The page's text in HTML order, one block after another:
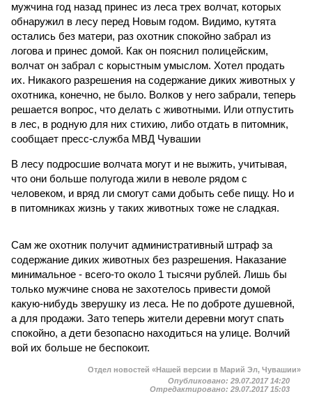
мужчина год назад принес из леса трех волчат, которых
обнаружил в лесу перед Новым годом. Видимо, кутята
остались без матери, раз охотник спокойно забрал из
логова и принес домой. Как он пояснил полицейским,
волчат он забрал с корыстным умыслом. Хотел продать
их. Никакого разрешения на содержание диких животных у
охотника, конечно, не было. Волков у него забрали, теперь
решается вопрос, что делать с животными. Или отпустить
в лес, в родную для них стихию, либо отдать в питомник,
сообщает пресс-служба МВД Чувашии
В лесу подросшие волчата могут и не выжить, учитывая,
что они больше полугода жили в неволе рядом с
человеком, и вряд ли смогут сами добыть себе пищу. Но и
в питомниках жизнь у таких животных тоже не сладкая.
Сам же охотник получит административный штраф за
содержание диких животных без разрешения. Наказание
минимальное - всего-то около 1 тысячи рублей. Лишь бы
только мужчине снова не захотелось привести домой
какую-нибудь зверушку из леса. Не по доброте душевной,
а для продажи. Зато теперь жители деревни могут спать
спокойно, а дети безопасно находиться на улице. Волчий
вой их больше не беспокоит.
Отдел новостей «Нашей версии в Марий Эл, Чувашии»
Опубликовано: 29.07.2017 14:20
Отредактировано: 29.07.2017 15:03